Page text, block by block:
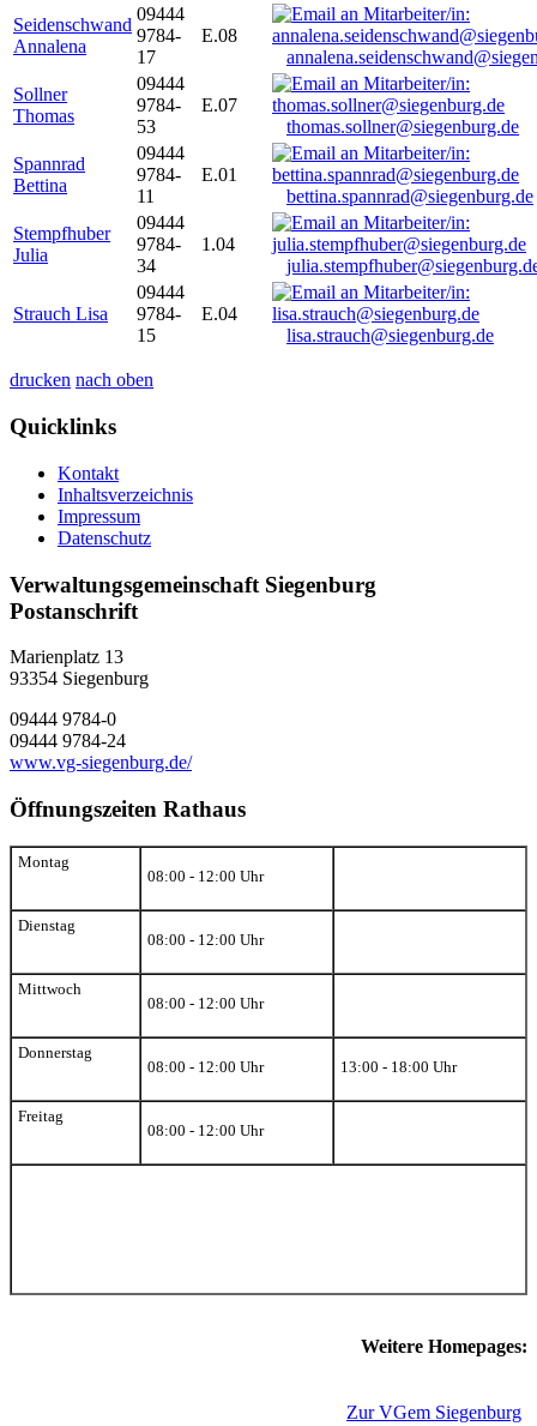
Seidenschwand
Annalena
09444
9784-
17
E.08
Sollner
Thomas
09444
9784-
53
E.07
thomas.sollner@siegenburg.de
Spannrad
Bettina
09444
9784-
11
E.01
bettina.spannrad@siegenburg.de
Stempfhuber
Julia
09444
9784-
34
1.04
Strauch Lisa
09444
9784-
15
E.04
lisa.strauch@siegenburg.de
drucken nach oben
Quicklinks
Kontakt
Inhaltsverzeichnis
Impressum
Datenschutz
Verwaltungsgemeinschaft Siegenburg
Postanschrift
Marienplatz 13
93354 Siegenburg
09444 9784-0
09444 9784-24
www.vg-siegenburg.de/
Öffnungszeiten Rathaus
Montag
08:00 - 12:00 Uhr
Dienstag
08:00 - 12:00 Uhr
Mittwoch
08:00 - 12:00 Uhr
Donnerstag
08:00 - 12:00 Uhr
13:00 - 18:00 Uhr
Freitag
08:00 - 12:00 Uhr
Weitere Homepages:
Zur VGem Siegenburg